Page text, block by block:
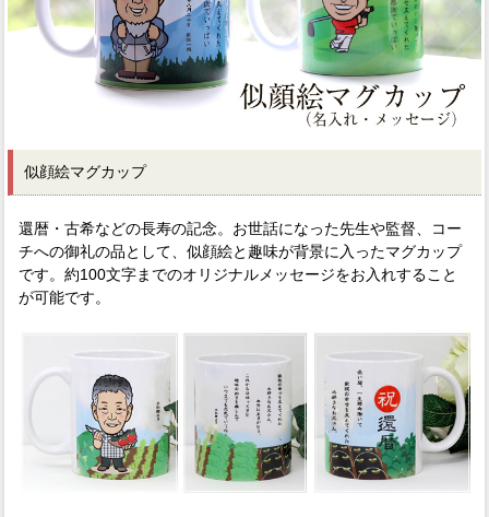
似顔絵マグカップ
還暦・古希などの長寿の記念。お世話になった先生や監督、コー
チへの御礼の品として、似顔絵と趣味が背景に入ったマグカップ
です。約100文字までのオリジナルメッセージをお入れすること
が可能です。